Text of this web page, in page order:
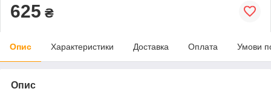
625 ₴
Опис Характеристики Доставка Оплата Умови
Опис